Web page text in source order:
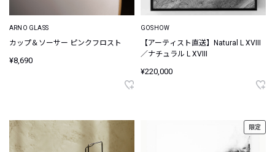
ARNO GLASS
カップ＆ソーサー ピンクフロスト
¥8,690
GOSHOW
【アーティスト直送】Natural L XVIII
／ナチュラル L XVIII
¥220,000
限定